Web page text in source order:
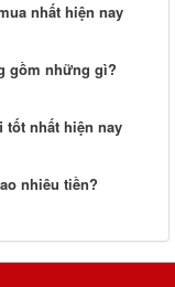
nhất hiện nay
gồm những gì?
tốt nhất hiện nay
nhiêu tiền?